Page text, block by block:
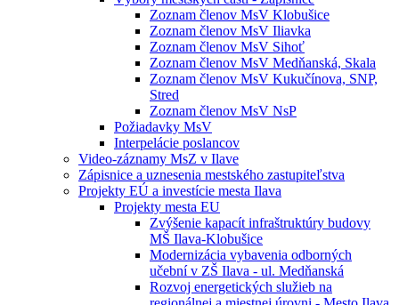
Zoznam členov MsV Klobušice
Zoznam členov MsV Iliavka
Zoznam členov MsV Sihoť
Zoznam členov MsV Medňanská, Skala
Zoznam členov MsV Kukučínova, SNP,
Stred
Zoznam členov MsV NsP
Požiadavky MsV
Interpelácie poslancov
Video-záznamy MsZ v Ilave
Zápisnice a uznesenia mestského zastupiteľstva
Projekty EÚ a investície mesta Ilava
Projekty mesta EU
Zvýšenie kapacít infraštruktúry budovy
MŠ Ilava-Klobušice
Modernizácia vybavenia odborných
učební v ZŠ Ilava - ul. Medňanská
Rozvoj energetických služieb na